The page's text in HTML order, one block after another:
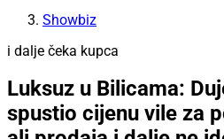
Showbiz
i dalje čeka kupca
Luksuz u Bilicama:
spustio cijenu vile za